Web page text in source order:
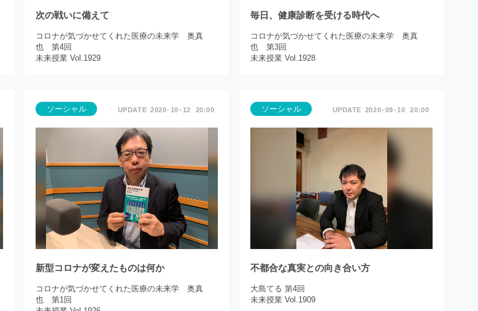
次の戦いに備えて
コロナが気づかせてくれた医療の未来学 奥真
也 第4回
未来授業 Vol.1929
毎日、健康診断を受ける時代へ
コロナが気づかせてくれた医療の未来学 奥真
也 第3回
未来授業 Vol.1928
ソーシャル 2020 10 12 20:00
新型コロナが変えたものは何か
コロナが気づかせてくれた医療の未来学 奥真
也 第1回
ソーシャル 2020 09 10 20:00
不都合な真実との向き合い方
大島てる 第4回
未来授業 Vol.1909